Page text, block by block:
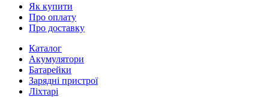
Як купити
Про оплату
Про доставку
Каталог
Акумулятори
Батарейки
Зарядні пристрої
Ліхтарі